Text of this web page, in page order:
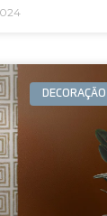
DECORAÇÃO